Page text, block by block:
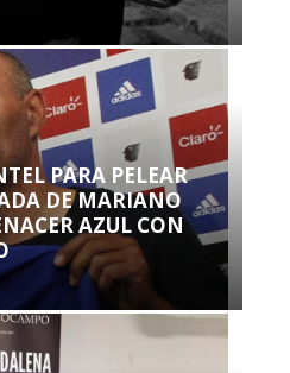
PARA PELEAR
DE MARIANO
AZUL CON